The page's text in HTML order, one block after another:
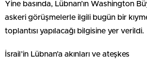
Yine basında, Lübnan’ın Washington
askeri görüşmelerle ilgili bugün bir
toplantısı yapılacağı bilgisine yer verildi.
İsrail’in Lübnan’a akınları ve ateşkes